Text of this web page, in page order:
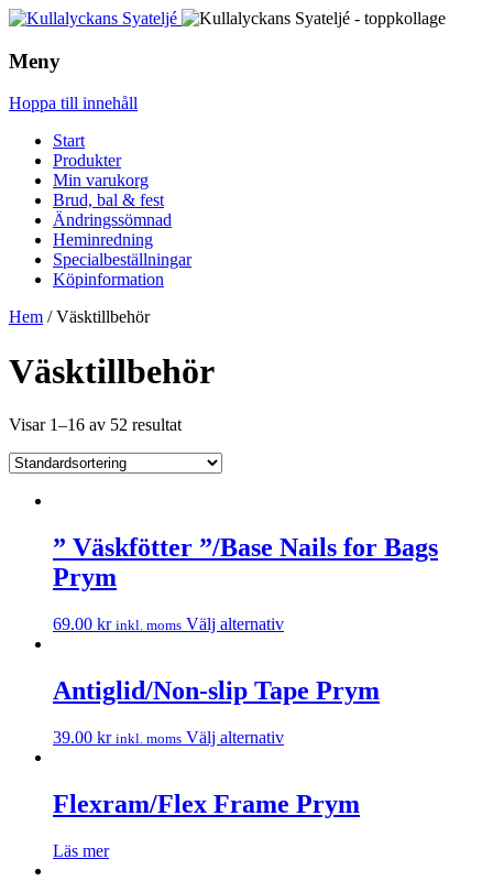
Meny
Hoppa till innehåll
Start
Produkter
Min varukorg
Brud, bal & fest
Ändringssömnad
Heminredning
Specialbeställningar
Köpinformation
Hem / Väsktillbehör
Väsktillbehör
Visar 1–16 av 52 resultat
” Väskfötter ”/Base Nails for Bags
Prym
69.00 kr inkl. moms Välj alternativ
Antiglid/Non-slip Tape Prym
39.00 kr inkl. moms Välj alternativ
Flexram/Flex Frame Prym
Läs mer